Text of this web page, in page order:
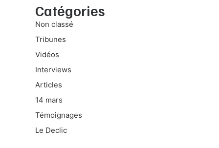
Catégories
Non classé
Tribunes
Vidéos
Interviews
Articles
14 mars
Témoignages
Le Declic